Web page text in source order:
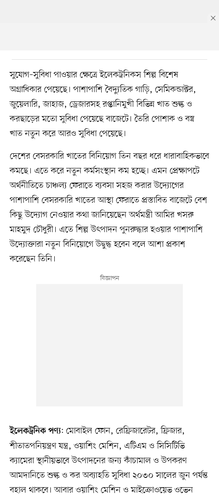
সুযোগ–সুবিধা পাওয়ার ক্ষেত্রে ইলেকট্রনিকস শিল্প বিশেষ
অগ্রাধিকার পেয়েছে। পাশাপাশি বৈদ্যুতিক গাড়ি, সেমিকন্ডাক্টর,
জুয়েলারি, জাহাজ, ড্রেজারসহ রপ্তানিমুখী বিভিন্ন খাত শুল্ক ও
করছাড়ের মতো সুবিধা পেয়েছে বাজেটে। তৈরি পোশাক ও বস্ত্র
খাত নতুন করে আরও সুবিধা পেয়েছে।
দেশের বেসরকারি খাতের বিনিয়োগ তিন বছর ধরে ধারাবাহিকভাবে
কমছে। এতে করে নতুন কর্মসংস্থান কম হচ্ছে। এমন প্রেক্ষাপটে
অর্থনীতিতে চাঞ্চল্য ফেরাতে ব্যবসা সহজ করার উদ্যোগের
পাশাপাশি বেসরকারি খাতের আস্থা ফেরাতে প্রস্তাবিত বাজেটে বেশ
কিছু উদ্যোগ নেওয়ার কথা জানিয়েছেন অর্থমন্ত্রী আমির খসরু
মাহমুদ চৌধুরী। এতে শিল্প উৎপাদন পুনরুদ্ধার হওয়ার পাশাপাশি
উদ্যোক্তারা নতুন বিনিয়োগে উদ্বুদ্ধ হবেন বলে আশা প্রকাশ
করেছেন তিনি।
ইলেকট্রনিক পণ্য: মোবাইল ফোন, রেফ্রিজারেটর, ফ্রিজার,
শীতাতপনিয়ন্ত্রণ যন্ত্র, ওয়াশিং মেশিন, এটিএম ও সিসিটিভি
ক্যামেরা স্থানীয়ভাবে উৎপাদনের জন্য কাঁচামাল ও উপকরণ
আমদানিতে শুল্ক ও কর অব্যাহতি সুবিধা ২০৩০ সালের জুন পর্যন্ত
বহাল থাকবে। আবার ওয়াশিং মেশিন ও মাইক্রোওয়েভ ওভেন